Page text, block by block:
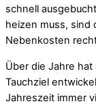
schnell
heizen muss, sind
Nebenkosten
Über die Jahre
Tauchziel
Jahreszeit immer